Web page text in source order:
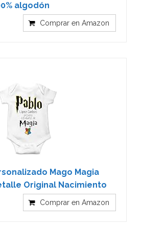
algodón
Comprar en Amazon
Mago Magia
Original Nacimiento
Comprar en Amazon